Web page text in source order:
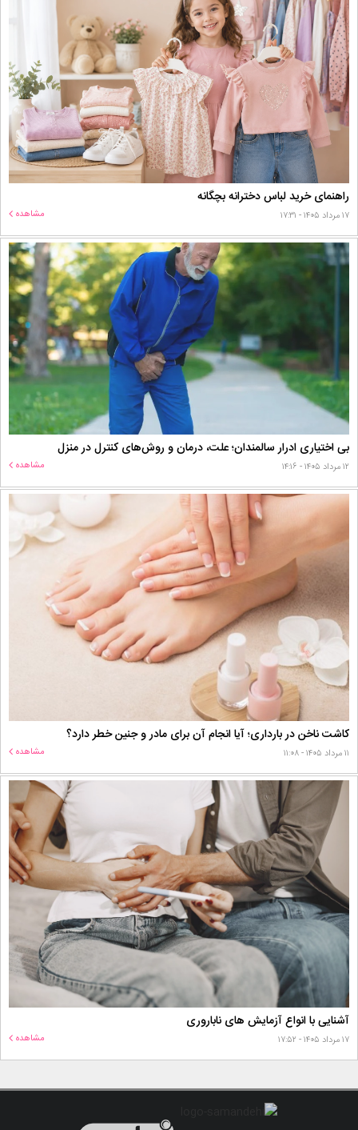
راهنمای خرید لباس دخترانه بچگانه
۱۷ مرداد ۱۴۰۵ - ۱۷:۳۱ مشاهده
بی اختیاری ادرار سالمندان؛ علت، درمان و روش‌های کنترل در منزل
۱۲ مرداد ۱۴۰۵ - ۱۴:۱۶ مشاهده
کاشت ناخن در بارداری؛ آیا انجام آن برای مادر و جنین خطر دارد؟
۱۱ مرداد ۱۴۰۵ - ۱۱:۰۸ مشاهده
آشنایی با انواع آزمایش های ناباروری
۱۷ مرداد ۱۴۰۵ - ۱۷:۵۲ مشاهده